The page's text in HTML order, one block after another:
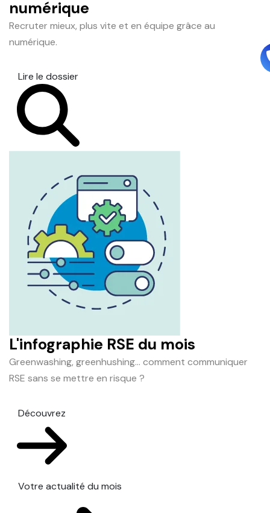
numérique
Recruter mieux, plus vite et en équipe grâce au
numérique.
Lire le dossier
L'infographie RSE du mois
Greenwashing, greenhushing… comment communiquer
RSE sans se mettre en risque ?
Découvrez
Votre actualité du mois